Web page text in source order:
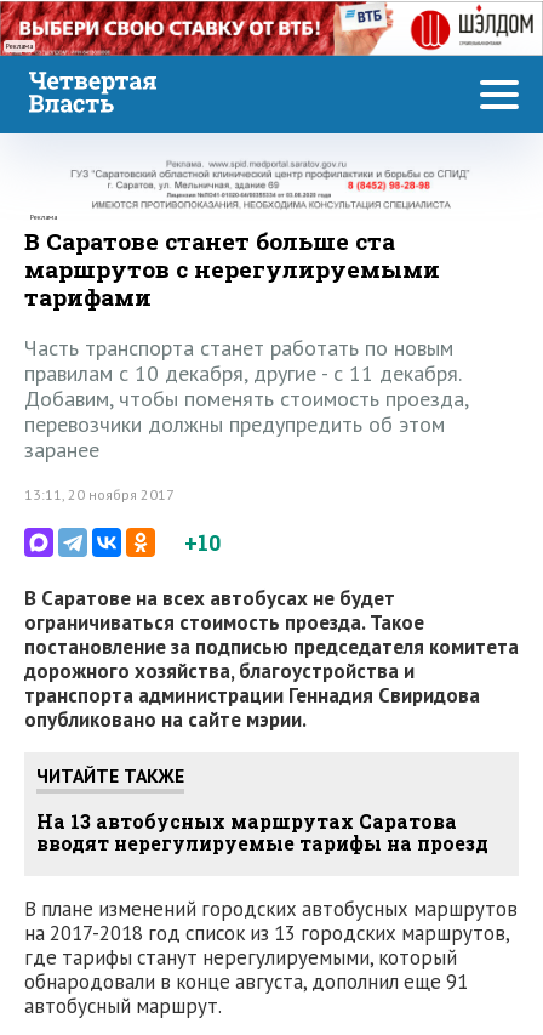
Реклама
Реклама
В Саратове станет больше ста
маршрутов с нерегулируемыми
тарифами
Часть транспорта станет работать по новым
правилам с 10 декабря, другие - с 11 декабря.
Добавим, чтобы поменять стоимость проезда,
перевозчики должны предупредить об этом
заранее
13:11, 20 ноября 2017
+10
В Саратове на всех автобусах не будет
ограничиваться стоимость проезда. Такое
постановление за подписью председателя комитета
дорожного хозяйства, благоустройства и
транспорта администрации Геннадия Свиридова
опубликовано на сайте мэрии.
ЧИТАЙТЕ ТАКЖЕ
На 13 автобусных маршрутах Саратова
вводят нерегулируемые тарифы на проезд
В плане изменений городских автобусных маршрутов
на 2017-2018 год список из 13 городских маршрутов,
где тарифы станут нерегулируемыми, который
обнародовали в конце августа, дополнил еще 91
автобусный маршрут.